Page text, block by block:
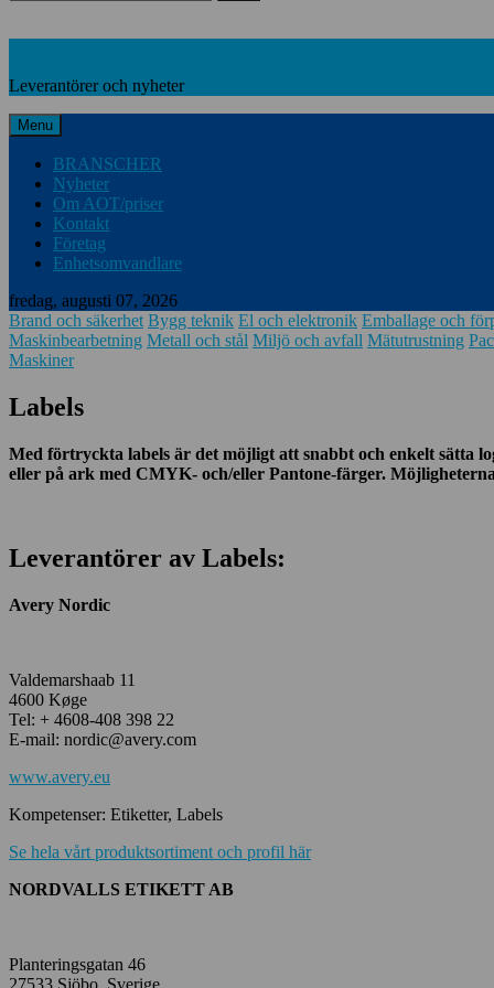
Leverantörer och nyheter
Menu
BRANSCHER
Nyheter
Om AOT/priser
Kontakt
Företag
Enhetsomvandlare
fredag, augusti 07, 2026
Brand och säkerhet Bygg teknik El och elektronik Emballage och
Maskinbearbetning Metall och stål Miljö och avfall Mätutrustning
Maskiner
Labels
Med förtryckta labels är det möjligt att snabbt och enkelt sätta
eller på ark med CMYK- och/eller Pantone-färger.
Leverantörer av Labels:
Avery Nordic
Valdemarshaab 11
4600 Køge
Tel: + 4608-408 398 22
E-mail: nordic@avery.com
www.avery.eu
Kompetenser: Etiketter, Labels
Se hela vårt produktsortiment och profil här
NORDVALLS ETIKETT AB
Planteringsgatan 46
27533 Sjöbo, Sverige